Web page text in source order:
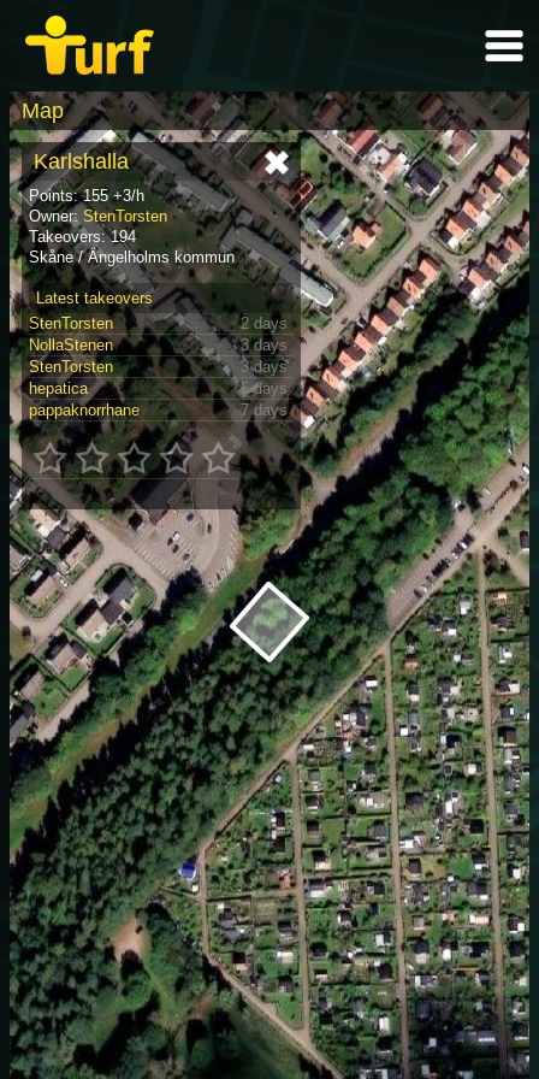
Map
Karlshalla
Points: 155 +3/h
Owner: StenTorsten
Takeovers: 194
Skåne / Ängelholms kommun
Latest takeovers
StenTorsten
2 days
NollaStenen
3 days
StenTorsten
3 days
hepatica
5 days
pappaknorrhane
7 days